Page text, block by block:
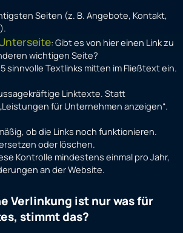
Seiten (z. B. Angebote, Kontakt,
: Gibt es von hier einen Link zu
wichtigen Seite?
sinnvolle Textlinks mitten im Fließtext ein.
Linktexte. Statt
für Unternehmen anzeigen“.
ob die Links noch funktionieren.
oder löschen.
Kontrolle mindestens einmal pro Jahr,
an der Website.
Verlinkung ist nur was für
stimmt das?